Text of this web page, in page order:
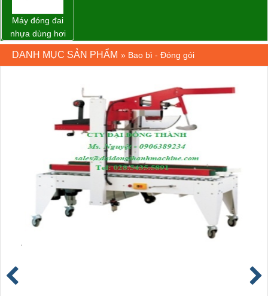
Máy đóng đai
nhựa dùng hơi
khí nén WP-20
DANH MỤC SẢN PHẨM » Bao bì - Đóng gói